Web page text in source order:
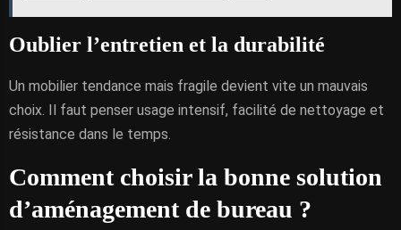
Oublier l’entretien et la durabilité
Un mobilier tendance mais fragile devient vite un mauvais
choix. Il faut penser usage intensif, facilité de nettoyage et
résistance dans le temps.
Comment choisir la bonne solution
d’aménagement de bureau ?